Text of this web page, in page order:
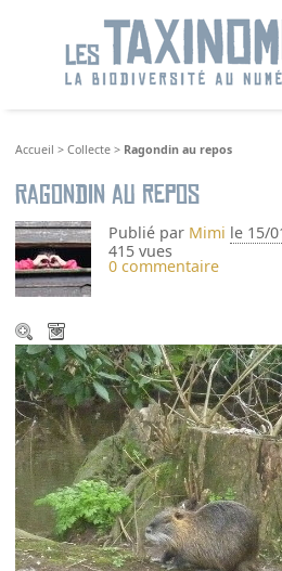
Accueil >Collecte > Ragondin au repos
Ragondin au repos
Publié par Mimi le 15/
415 vues
0 commentaire